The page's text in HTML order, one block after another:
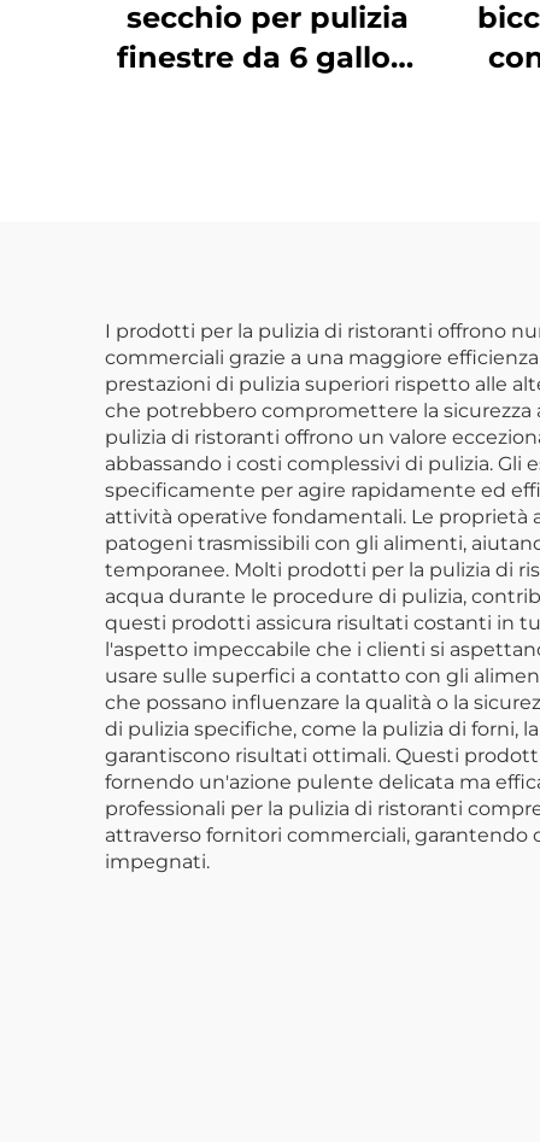
secchio per pulizia
finestre da 6 galloni
I prodotti per la pulizia di ristoranti offrono
commerciali grazie a una maggiore
prestazioni di pulizia superiori rispetto alle
che potrebbero compromettere la
pulizia di ristoranti offrono un valore
abbassando i costi complessivi di pulizia.
specificamente per agire rapidamente ed
attività operative fondamentali. Le
patogeni trasmissibili con gli alimenti,
temporanee. Molti prodotti per la pulizia di
acqua durante le procedure di pulizia,
questi prodotti assicura risultati costanti in
l'aspetto impeccabile che i clienti si
usare sulle superfici a contatto con gli
che possano influenzare la qualità o la
di pulizia specifiche, come la pulizia di forni,
garantiscono risultati ottimali. Questi
fornendo un'azione pulente delicata ma
professionali per la pulizia di ristoranti
attraverso fornitori commerciali,
impegnati.